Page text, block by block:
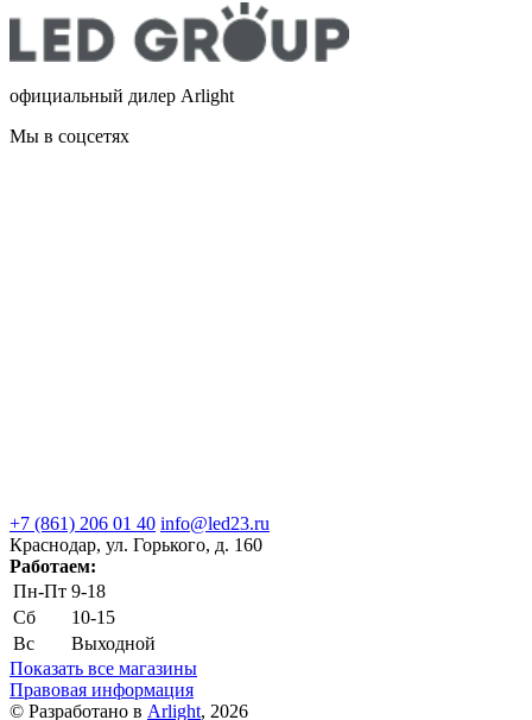
официальный дилер Arlight
Мы в соцсетях
+7 (861) 206 01 40 info@led23.ru
Краснодар, ул. Горького, д. 160
Работаем:
Пн-Пт 9-18
Сб
10-15
Вс
Выходной
Показать все магазины
Правовая информация
© Разработано в Arlight, 2026